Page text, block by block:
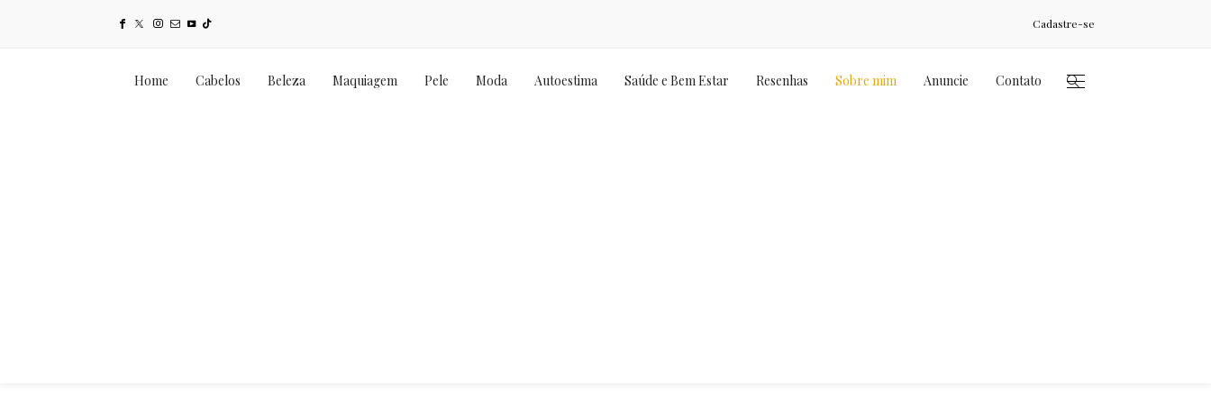
Cadastre-se
Home Cabelos Beleza Maquiagem Pele Moda Autoestima Saúde e Bem Estar Resenhas Sobre mim Anuncie Contato